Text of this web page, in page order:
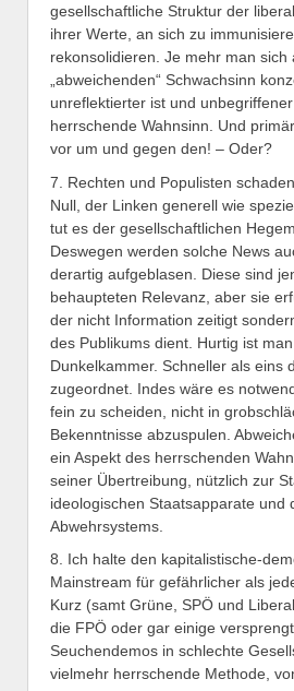
gesellschaftliche Struktur der
ihrer Werte, an sich zu
rekonsolidieren. Je mehr man sich
„abweichenden“ Schwachsinn
unreflektierter ist und
herrschende Wahnsinn. Und
vor um und gegen den! – Oder?
7. Rechten und Populisten
Null, der Linken generell wie
tut es der gesellschaftlichen
Deswegen werden solche News
derartig aufgeblasen. Diese sind
behaupteten Relevanz, aber sie
der nicht Information zeitigt
des Publikums dient. Hurtig ist
Dunkelkammer. Schneller als eins
zugeordnet. Indes wäre es
fein zu scheiden, nicht in
Bekenntnisse abzuspulen.
ein Aspekt des herrschenden
seiner Übertreibung, nützlich zur
ideologischen Staatsapparate und
Abwehrsystems.
8. Ich halte den kapitalistische-
Mainstream für gefährlicher als
Kurz (samt Grüne, SPÖ und
die FPÖ oder gar einige
Seuchendemos in schlechte
vielmehr herrschende Methode,